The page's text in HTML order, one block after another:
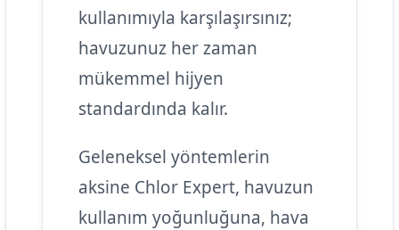
kullanımıyla karşılaşırsınız;
havuzunuz her zaman
mükemmel hijyen
standardında kalır.
Geleneksel yöntemlerin
aksine Chlor Expert, havuzun
kullanım yoğunluğuna, hava